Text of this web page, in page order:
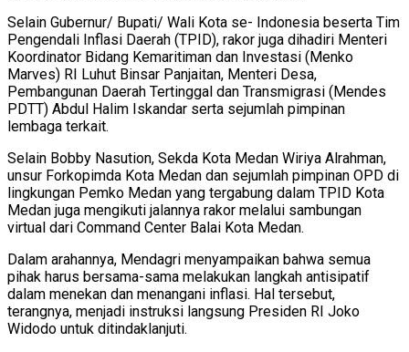
Selain Gubernur/ Bupati/ Wali Kota se- Indonesia beserta Tim
Pengendali Inflasi Daerah (TPID), rakor juga dihadiri Menteri
Koordinator Bidang Kemaritiman dan Investasi (Menko
Marves) RI Luhut Binsar Panjaitan, Menteri Desa,
Pembangunan Daerah Tertinggal dan Transmigrasi (Mendes
PDTT) Abdul Halim Iskandar serta sejumlah pimpinan
lembaga terkait.
Selain Bobby Nasution, Sekda Kota Medan Wiriya Alrahman,
unsur Forkopimda Kota Medan dan sejumlah pimpinan OPD di
lingkungan Pemko Medan yang tergabung dalam TPID Kota
Medan juga mengikuti jalannya rakor melalui sambungan
virtual dari Command Center Balai Kota Medan.
Dalam arahannya, Mendagri menyampaikan bahwa semua
pihak harus bersama-sama melakukan langkah antisipatif
dalam menekan dan menangani inflasi. Hal tersebut,
terangnya, menjadi instruksi langsung Presiden RI Joko
Widodo untuk ditindaklanjuti.